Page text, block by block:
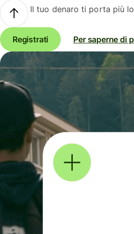
Il tuo denaro ti porta più
Registrati Per saperne di